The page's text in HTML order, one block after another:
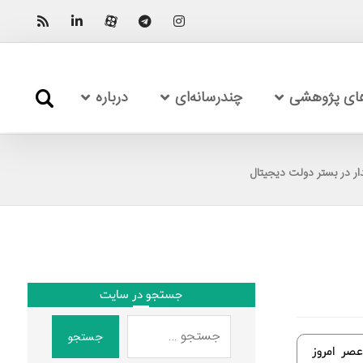
پژوهشی چندرسانه‌ای درباره
در بستر دولت دیجیتال
امروز
جستجو در سایت
جستجو